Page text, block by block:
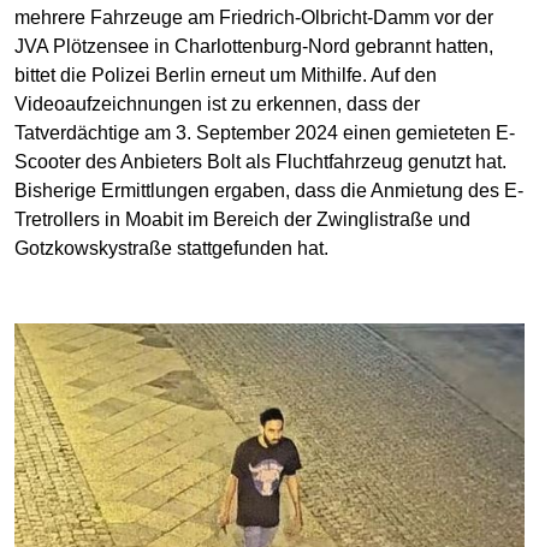
mehrere Fahrzeuge am Friedrich-Olbricht-Damm vor der
JVA Plötzensee in Charlottenburg-Nord gebrannt hatten,
bittet die Polizei Berlin erneut um Mithilfe. Auf den
Videoaufzeichnungen ist zu erkennen, dass der
Tatverdächtige am 3. September 2024 einen gemieteten E-
Scooter des Anbieters Bolt als Fluchtfahrzeug genutzt hat.
Bisherige Ermittlungen ergaben, dass die Anmietung des E-
Tretrollers in Moabit im Bereich der Zwinglistraße und
Gotzkowskystraße stattgefunden hat.